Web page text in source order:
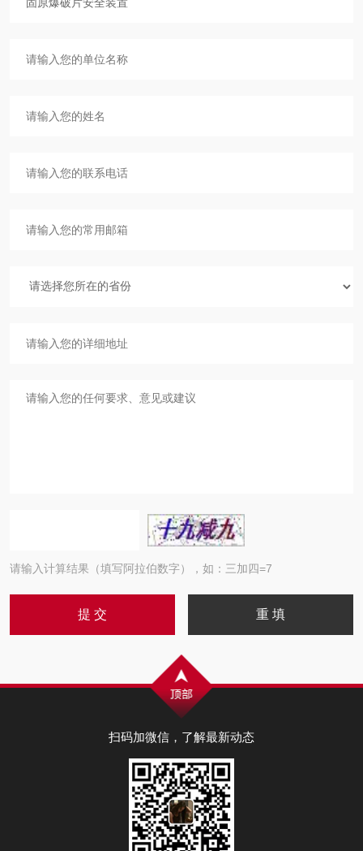
请输入计算结果（填写阿拉伯数字），如：三加四=7
扫码加微信，了解最新动态